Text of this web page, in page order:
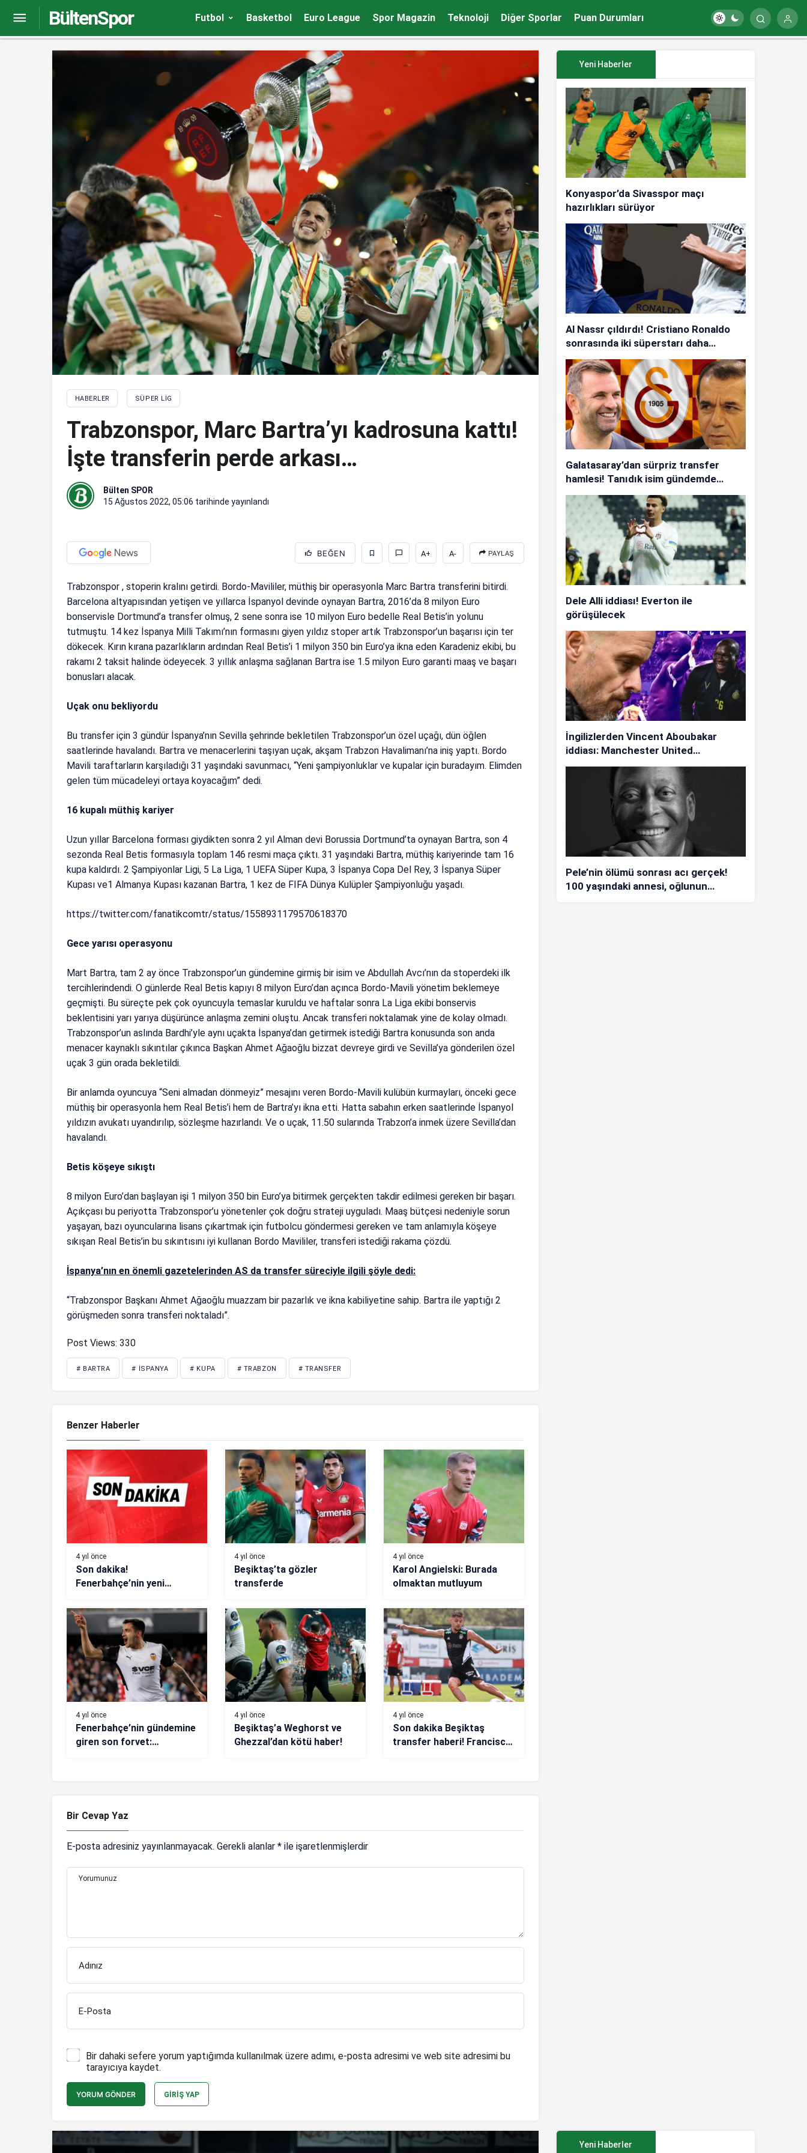
BültenSpor Futbol Basketbol Euro League Spor Magazin Teknoloji Diğer Sporlar Puan Durumları
HABERLER SÜPER LIG
Trabzonspor, Marc Bartra’yı kadrosuna kattı!
İşte transferin perde arkası…
Bülten SPOR
15 Ağustos 2022, 05:06 tarihinde yayınlandı
BEĞEN A+ A- PAYLAŞ
Trabzonspor , stoperin kralını getirdi. Bordo-Mavililer, müthiş bir operasyonla Marc Bartra transferini bitirdi.
Barcelona altyapısından yetişen ve yıllarca İspanyol devinde oynayan Bartra, 2016’da 8 milyon Euro
bonservisle Dortmund’a transfer olmuş, 2 sene sonra ise 10 milyon Euro bedelle Real Betis’in yolunu
tutmuştu. 14 kez İspanya Milli Takımı’nın formasını giyen yıldız stoper artık Trabzonspor’un başarısı için ter
dökecek. Kırın kırana pazarlıkların ardından Real Betis’i 1 milyon 350 bin Euro’ya ikna eden Karadeniz ekibi, bu
rakamı 2 taksit halinde ödeyecek. 3 yıllık anlaşma sağlanan Bartra ise 1.5 milyon Euro garanti maaş ve başarı
bonusları alacak.
Uçak onu bekliyordu
Bu transfer için 3 gündür İspanya’nın Sevilla şehrinde bekletilen Trabzonspor’un özel uçağı, dün öğlen
saatlerinde havalandı. Bartra ve menacerlerini taşıyan uçak, akşam Trabzon Havalimanı’na iniş yaptı. Bordo
Mavili taraftarların karşıladığı 31 yaşındaki savunmacı, “Yeni şampiyonluklar ve kupalar için buradayım. Elimden
gelen tüm mücadeleyi ortaya koyacağım” dedi.
16 kupalı müthiş kariyer
Uzun yıllar Barcelona forması giydikten sonra 2 yıl Alman devi Borussia Dortmund’ta oynayan Bartra, son 4
sezonda Real Betis formasıyla toplam 146 resmi maça çıktı. 31 yaşındaki Bartra, müthiş kariyerinde tam 16
kupa kaldırdı. 2 Şampiyonlar Ligi, 5 La Liga, 1 UEFA Süper Kupa, 3 İspanya Copa Del Rey, 3 İspanya Süper
Kupası ve1 Almanya Kupası kazanan Bartra, 1 kez de FIFA Dünya Kulüpler Şampiyonluğu yaşadı.
https://twitter.com/fanatikcomtr/status/1558931179570618370
Gece yarısı operasyonu
Mart Bartra, tam 2 ay önce Trabzonspor’un gündemine girmiş bir isim ve Abdullah Avcı’nın da stoperdeki ilk
tercihlerindendi. O günlerde Real Betis kapıyı 8 milyon Euro’dan açınca Bordo-Mavili yönetim beklemeye
geçmişti. Bu süreçte pek çok oyuncuyla temaslar kuruldu ve haftalar sonra La Liga ekibi bonservis
beklentisini yarı yarıya düşürünce anlaşma zemini oluştu. Ancak transferi noktalamak yine de kolay olmadı.
Trabzonspor’un aslında Bardhi’yle aynı uçakta İspanya’dan getirmek istediği Bartra konusunda son anda
menacer kaynaklı sıkıntılar çıkınca Başkan Ahmet Ağaoğlu bizzat devreye girdi ve Sevilla’ya gönderilen özel
uçak 3 gün orada bekletildi.
Bir anlamda oyuncuya “Seni almadan dönmeyiz” mesajını veren Bordo-Mavili kulübün kurmayları, önceki gece
müthiş bir operasyonla hem Real Betis’i hem de Bartra’yı ikna etti. Hatta sabahın erken saatlerinde İspanyol
yıldızın avukatı uyandırılıp, sözleşme hazırlandı. Ve o uçak, 11.50 sularında Trabzon’a inmek üzere Sevilla’dan
havalandı.
Betis köşeye sıkıştı
8 milyon Euro’dan başlayan işi 1 milyon 350 bin Euro’ya bitirmek gerçekten takdir edilmesi gereken bir başarı.
Açıkçası bu periyotta Trabzonspor’u yönetenler çok doğru strateji uyguladı. Maaş bütçesi nedeniyle sorun
yaşayan, bazı oyuncularına lisans çıkartmak için futbolcu göndermesi gereken ve tam anlamıyla köşeye
sıkışan Real Betis’in bu sıkıntısını iyi kullanan Bordo Mavililer, transferi istediği rakama çözdü.
İspanya’nın en önemli gazetelerinden AS da transfer süreciyle ilgili şöyle dedi:
“Trabzonspor Başkanı Ahmet Ağaoğlu muazzam bir pazarlık ve ikna kabiliyetine sahip. Bartra ile yaptığı 2
görüşmeden sonra transferi noktaladı”.
Post Views: 330
# BARTRA # İSPANYA # KUPA # TRABZON # TRANSFER
Benzer Haberler
4 yıl önce
Son dakika!
Fenerbahçe’nin yeni
Henrique İstanbul’a geldi
4 yıl önce
Beşiktaş’ta gözler
transferde
4 yıl önce
Karol Angielski: Burada
olmaktan mutluyum
4 yıl önce
Fenerbahçe’nin gündemine
giren son forvet:
4 yıl önce
Beşiktaş’a Weghorst ve
Ghezzal’dan kötü haber!
4 yıl önce
Son dakika Beşiktaş
transfer haberi! Francisco
Bir Cevap Yaz
E-posta adresiniz yayınlanmayacak. Gerekli alanlar * ile işaretlenmişlerdir
Yorumunuz
Adınız
E-Posta
Bir dahaki sefere yorum yaptığımda kullanılmak üzere adımı, e-posta adresimi ve web site adresimi bu
tarayıcıya kaydet.
YORUM GÖNDER GIRIŞ YAP
Yeni Haberler
Konyaspor’da Sivasspor maçı
hazırlıkları sürüyor
Al Nassr çıldırdı! Cristiano Ronaldo
sonrasında iki süperstarı daha
istiyorlar…
Galatasaray’dan sürpriz transfer
hamlesi! Tanıdık isim gündemde…
Dele Alli iddiası! Everton ile
görüşülecek
İngilizlerden Vincent Aboubakar
iddiası: Manchester United…
Pele’nin ölümü sonrası acı gerçek!
100 yaşındaki annesi, oğlunun
Alanyaspor – Beşiktaş maçı için flaş yorum: Yazık o 36 dakikaya
Yeni Haberler